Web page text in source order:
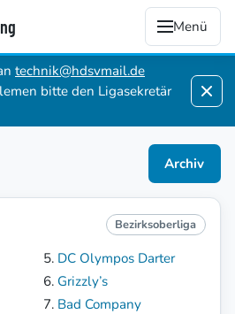
Menü
technik@hdsvmail.de
bitte den Ligasekretär
Archiv
Bezirksoberliga
DC Olympos Darter
Grizzly’s
Bad Company